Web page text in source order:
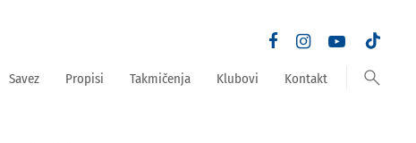
Savez Propisi Takmičenja Klubovi Kontakt search